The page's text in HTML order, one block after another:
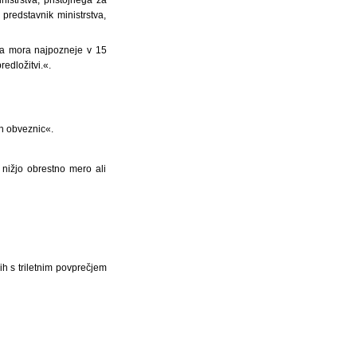
ministrstva,
mora najpozneje v 15
obveznic«.
obrestno mero ali
s triletnim povprečjem